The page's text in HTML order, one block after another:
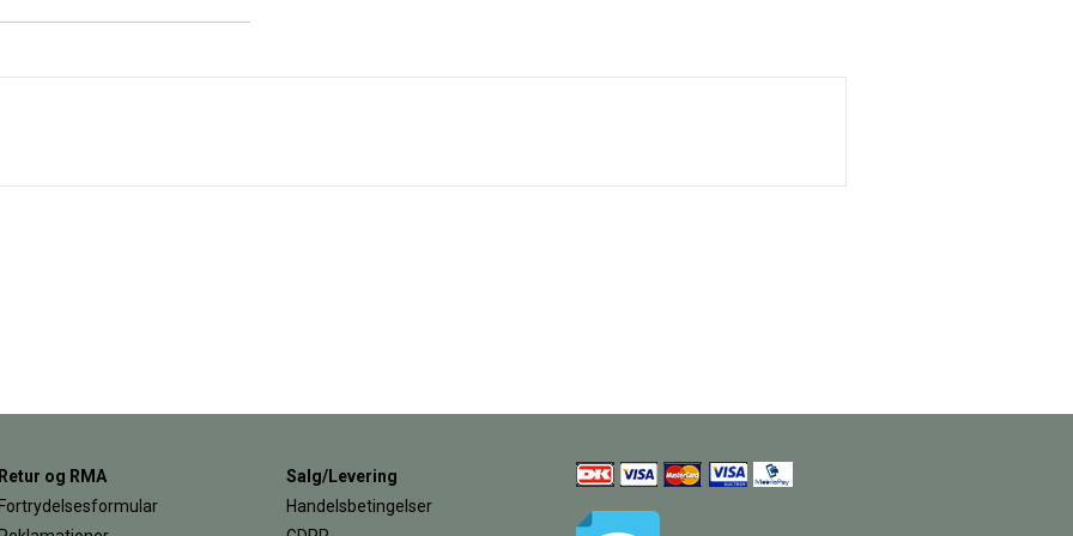
Retur og RMA
Fortrydelsesformular
Salg/Levering
Handelsbetingelser